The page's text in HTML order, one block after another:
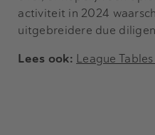
activiteit in 2024
uitgebreidere due
Lees ook: League